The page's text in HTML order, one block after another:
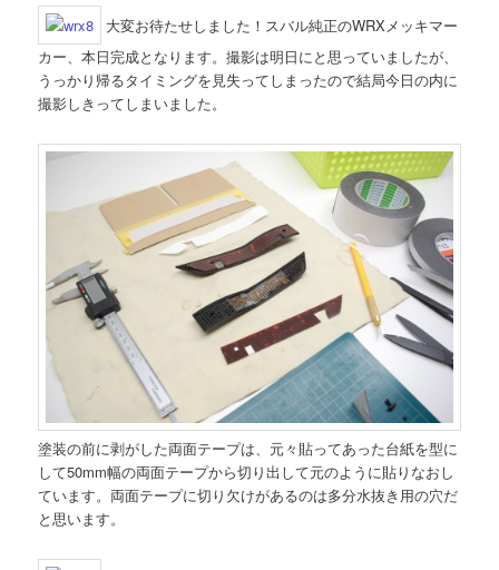
大変お待たせしました！スバル純正のWRXメッキマー
カー、本日完成となります。撮影は明日にと思っていましたが、
うっかり帰るタイミングを見失ってしまったので結局今日の内に
撮影しきってしまいました。
塗装の前に剥がした両面テープは、元々貼ってあった台紙を型に
して50mm幅の両面テープから切り出して元のように貼りなおし
ています。両面テープに切り欠けがあるのは多分水抜き用の穴だ
と思います。